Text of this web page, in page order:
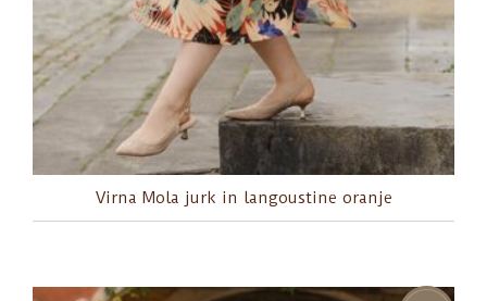
Virna Mola jurk in langoustine oranje